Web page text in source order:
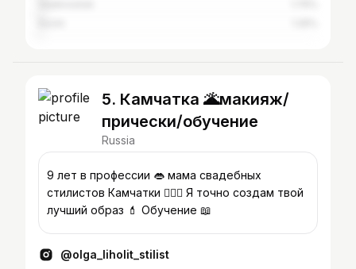
5. Камчатка 🌋макияж/
прически/обучение
Russia
9 лет в профессии 👄 мама свадебных
стилистов Камчатки 👰🏼‍♀️ Я точно создам твой
лучший образ 💄 Обучение 📖
@olga_liholit_stilist